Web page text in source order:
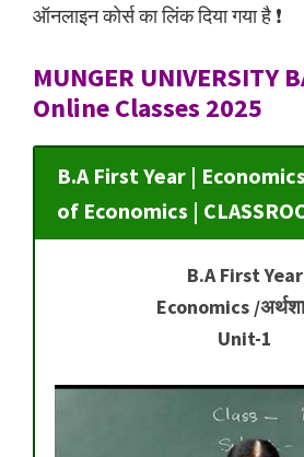
ऑनलाइन कोर्स का लिंक दिया गया है ❗️
MUNGER UNIVERSITY
Online Classes 2025
B.A First Year |
of Economics |
B.A First Year
Economics /
Unit-1